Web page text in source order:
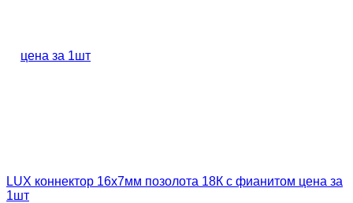
LUX коннектор 16х7мм позолота 18К с фианитом цена за
1шт